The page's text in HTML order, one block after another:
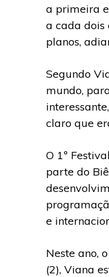
a primeira
a cada dois
planos,
Segundo
mundo,
claro que
O 1º
parte do
e
Neste ano,
(2), Viana